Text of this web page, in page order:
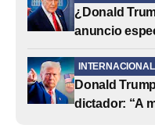
¿Donald
anuncio
INTERNACIONAL
Donald
dictador: “A